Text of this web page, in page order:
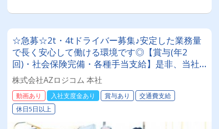
☆急募☆2t・4tドライバー募集♪安定した業務量
で長く安心して働ける環境です◎【賞与(年2
回)・社会保険完備・各種手当支給】是非、当社
で新たなスタートを切りませんか⁉
株式会社AZロジコム 本社
動画あり 入社支度金あり 賞与あり
交通費支給
休日5日以上